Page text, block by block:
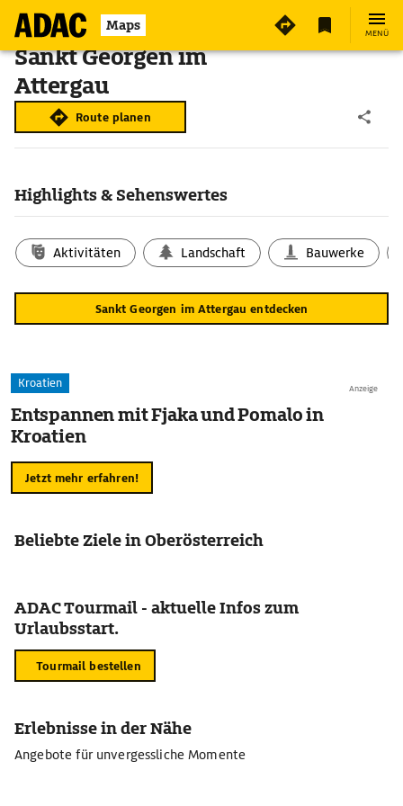
Maps MENÜ
Sankt Georgen im
Attergau
Route planen
Highlights & Sehenswertes
Aktivitäten Landschaft Bauwerke
Sankt Georgen im Attergau entdecken
Anzeige
Kroatien
Entspannen mit Fjaka und Pomalo in
Kroatien
Jetzt mehr erfahren!
Beliebte Ziele in Oberösterreich
ADAC Tourmail - aktuelle Infos zum
Urlaubsstart.
Tourmail bestellen
Erlebnisse in der Nähe
Angebote für unvergessliche Momente